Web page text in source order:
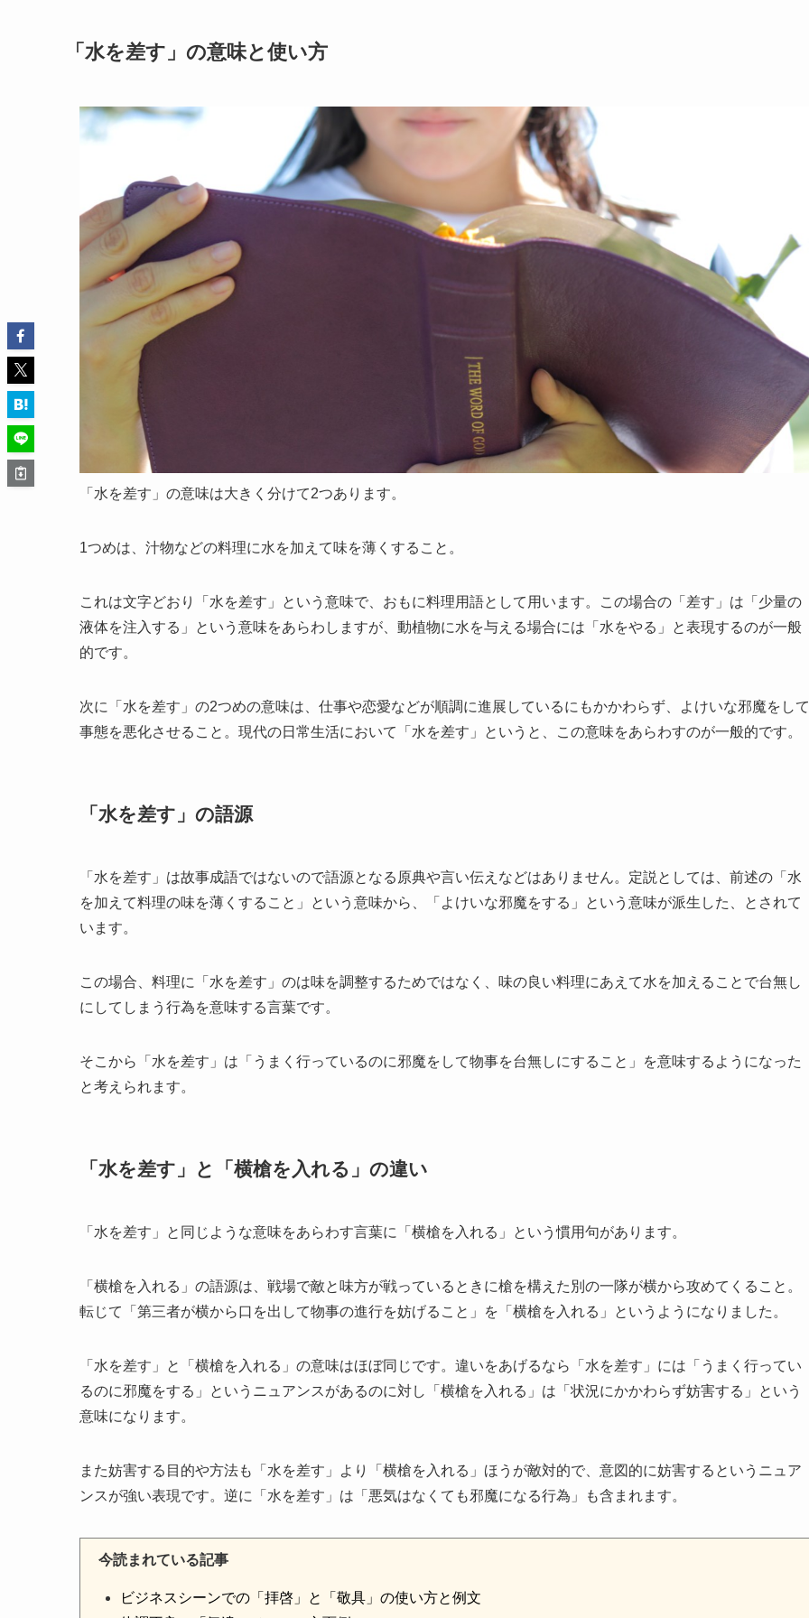
「水を差す」の意味と使い方
「水を差す」の意味は大きく分けて2つあります。
1つめは、汁物などの料理に水を加えて味を薄くすること。
これは文字どおり「水を差す」という意味で、おもに料理用語として用います。この場合の「差す」は「少量の
液体を注入する」という意味をあらわしますが、動植物に水を与える場合には「水をやる」と表現するのが一般
的です。
次に「水を差す」の2つめの意味は、仕事や恋愛などが順調に進展しているにもかかわらず、よけいな邪魔をして
事態を悪化させること。現代の日常生活において「水を差す」というと、この意味をあらわすのが一般的です。
「水を差す」の語源
「水を差す」は故事成語ではないので語源となる原典や言い伝えなどはありません。定説としては、前述の「水
を加えて料理の味を薄くすること」という意味から、「よけいな邪魔をする」という意味が派生した、とされて
います。
この場合、料理に「水を差す」のは味を調整するためではなく、味の良い料理にあえて水を加えることで台無し
にしてしまう行為を意味する言葉です。
そこから「水を差す」は「うまく行っているのに邪魔をして物事を台無しにすること」を意味するようになった
と考えられます。
「水を差す」と「横槍を入れる」の違い
「水を差す」と同じような意味をあらわす言葉に「横槍を入れる」という慣用句があります。
「横槍を入れる」の語源は、戦場で敵と味方が戦っているときに槍を構えた別の一隊が横から攻めてくること。
転じて「第三者が横から口を出して物事の進行を妨げること」を「横槍を入れる」というようになりました。
「水を差す」と「横槍を入れる」の意味はほぼ同じです。違いをあげるなら「水を差す」には「うまく行ってい
るのに邪魔をする」というニュアンスがあるのに対し「横槍を入れる」は「状況にかかわらず妨害する」という
意味になります。
また妨害する目的や方法も「水を差す」より「横槍を入れる」ほうが敵対的で、意図的に妨害するというニュア
ンスが強い表現です。逆に「水を差す」は「悪気はなくても邪魔になる行為」も含まれます。
今読まれている記事
ビジネスシーンでの「拝啓」と「敬具」の使い方と例文